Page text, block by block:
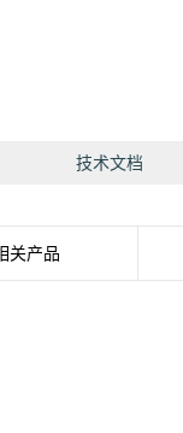
技术文档
关产品